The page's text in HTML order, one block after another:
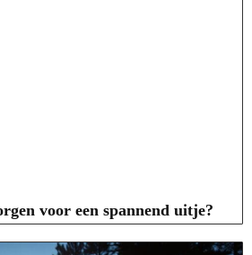
voor een spannend uitje?